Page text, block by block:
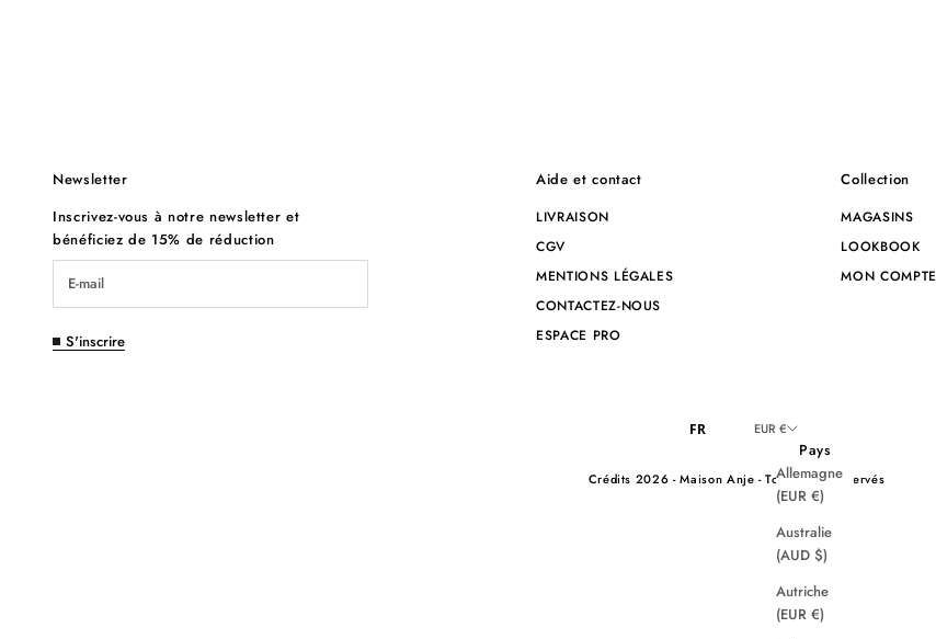
Newsletter
Inscrivez-vous à notre newsletter et
bénéficiez de 15% de réduction
S'inscrire
Aide et contact
LIVRAISON
CGV
MENTIONS LÉGALES
CONTACTEZ-NOUS
ESPACE PRO
Collection
MAGASINS
LOOKBOOK
MON COMPTE
FR EUR €
Pays
Allemagne
(EUR €)
Australie
(AUD $)
Autriche
(EUR €)
Crédits 2026 - Maison Anje - Tous droits réservés